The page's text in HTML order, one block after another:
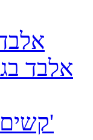
אלבד
קשים, בוחשנים וכד'